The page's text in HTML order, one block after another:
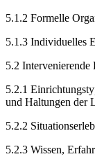
5.1.2 Formelle
5.1.3 Individuelles
5.2 Intervenierende
5.2.1
und Haltungen der
5.2.2
5.2.3 Wissen,